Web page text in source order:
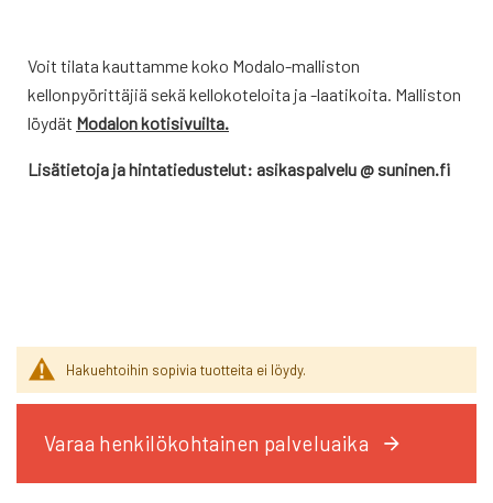
Voit tilata kauttamme koko Modalo-malliston
kellonpyörittäjiä sekä kellokoteloita ja -laatikoita. Malliston
löydät Modalon kotisivuilta.
Lisätietoja ja hintatiedustelut: asikaspalvelu @ suninen.fi
Hakuehtoihin sopivia tuotteita ei löydy.
Varaa henkilökohtainen palveluaika